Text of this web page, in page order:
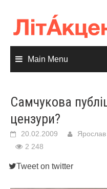
content
Main Menu
Самчукова
цензури?
20.02.2009
2 248
Tweet on twitter